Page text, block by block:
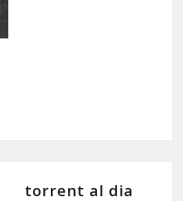
torrent al dia